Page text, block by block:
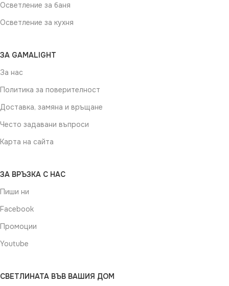
Осветление за баня
Осветление за кухня
ЗА GAMALIGHT
За нас
Политика за поверителност
Доставка, замяна и връщане
Често задавани въпроси
Карта на сайта
ЗА ВРЪЗКА С НАС
Пиши ни
Facebook
Промоции
Youtube
СВЕТЛИНАТА ВЪВ ВАШИЯ ДОМ